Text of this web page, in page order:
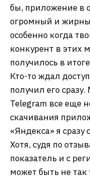
бы, приложение в
огромный и
особенно когда
конкурент в этих
получилось в
Кто-то ждал
получил его
Telegram все еще
скачивания
«Яндекса» я сразу
Хотя, судя по
показатель и с
может быть не так